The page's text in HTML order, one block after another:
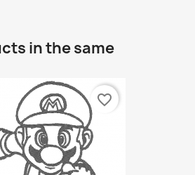
in the same
favorite_border